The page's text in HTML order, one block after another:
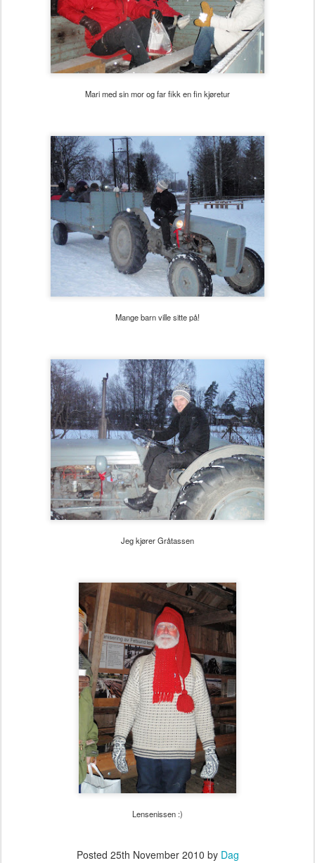
Mari med sin mor og far fikk en fin kjøretur
Mange barn ville sitte på!
Jeg kjører Gråtassen
Lensenissen :)
Posted 25th November 2010 by Dag